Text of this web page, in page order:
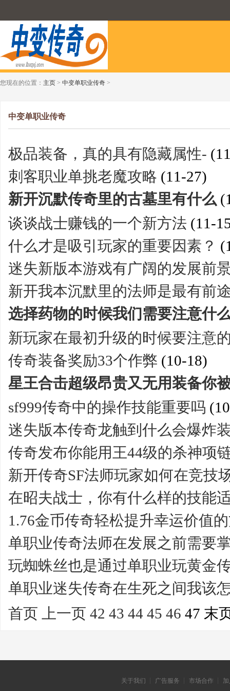
您现在的位置： 主页 > 中变单职业传奇 >
中变单职业传奇
极品装备，真的具有隐藏属性-
刺客职业单挑老魔攻略 (11-27)
新开沉默传奇里的古墓里有什么
谈谈战士赚钱的一个新方法 (11-
什么才是吸引玩家的重要因素？
迷失新版本游戏有广阔的发展前
新开我本沉默里的法师是最有前
选择药物的时候我们需要注意什
新玩家在最初升级的时候要注意
传奇装备奖励33个作弊 (10-18)
星王合击超级昂贵又无用装备你
sf999传奇中的操作技能重要吗
迷失版本传奇龙触到什么会爆炸
传奇发布你能用王44级的杀神项
新开传奇SF法师玩家如何在竞技
在昭夫战士，你有什么样的技能
1.76金币传奇轻松提升幸运价值
单职业传奇法师在发展之前需要
玩蜘蛛丝也是通过单职业玩黄金
单职业迷失传奇在生死之间我该
首页
上一页 42 43 44 45 46 47 末
关于我们 ┊ 广告服务 ┊ 市场合作 ┊